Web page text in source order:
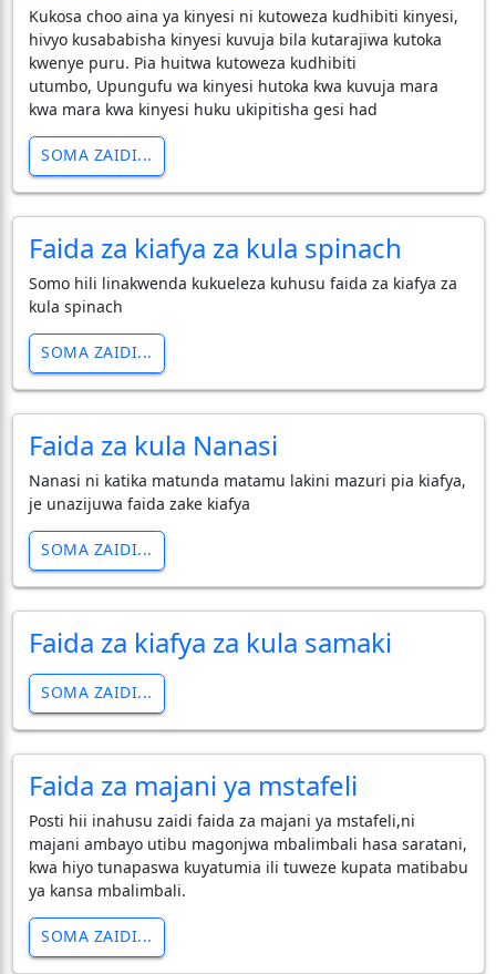
Kukosa choo aina ya kinyesi ni kutoweza kudhibiti kinyesi,
hivyo kusababisha kinyesi kuvuja bila kutarajiwa kutoka
kwenye puru. Pia huitwa kutoweza kudhibiti
utumbo, Upungufu wa kinyesi hutoka kwa kuvuja mara
kwa mara kwa kinyesi huku ukipitisha gesi had
SOMA ZAIDI...
Faida za kiafya za kula spinach
Somo hili linakwenda kukueleza kuhusu faida za kiafya za
kula spinach
SOMA ZAIDI...
Faida za kula Nanasi
Nanasi ni katika matunda matamu lakini mazuri pia kiafya,
je unazijuwa faida zake kiafya
SOMA ZAIDI...
Faida za kiafya za kula samaki
SOMA ZAIDI...
Faida za majani ya mstafeli
Posti hii inahusu zaidi faida za majani ya mstafeli,ni
majani ambayo utibu magonjwa mbalimbali hasa saratani,
kwa hiyo tunapaswa kuyatumia ili tuweze kupata matibabu
ya kansa mbalimbali.
SOMA ZAIDI...